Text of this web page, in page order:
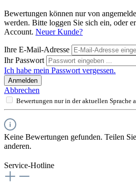
Bewertungen können nur von
werden. Bitte loggen Sie sich ein, oder
Account. Neuer Kunde?
Ihre E-Mail-Adresse
Ihr Passwort
Ich habe mein Passwort vergessen.
Anmelden
Abbrechen
Bewertungen nur in der aktuellen Sprache
Keine Bewertungen gefunden. Teilen
anderen.
Service-Hotline